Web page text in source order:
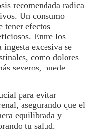
recomendada radica
Un consumo
tener efectos
Entre los
ingesta excesiva se
como dolores
severos, puede
para evitar
asegurando que el
equilibrada y
tu salud.